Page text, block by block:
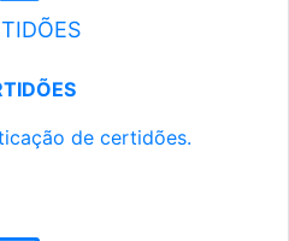
de certidões.